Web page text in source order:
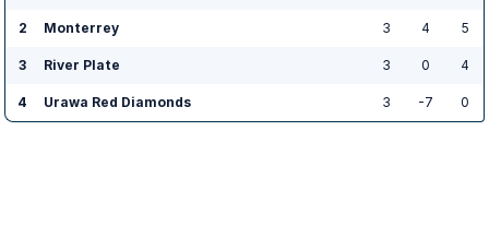
2 Monterrey 3 4 5
3 River Plate 3 0 4
4 Urawa Red Diamonds 3 -7 0